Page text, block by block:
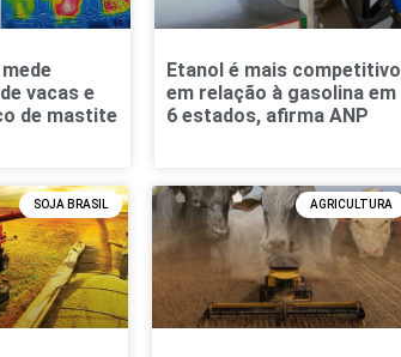
vacas e
de mastite
Etanol é mais competitivo
em relação à gasolina em
6 estados, afirma ANP
SOJA BRASIL AGRICULTURA